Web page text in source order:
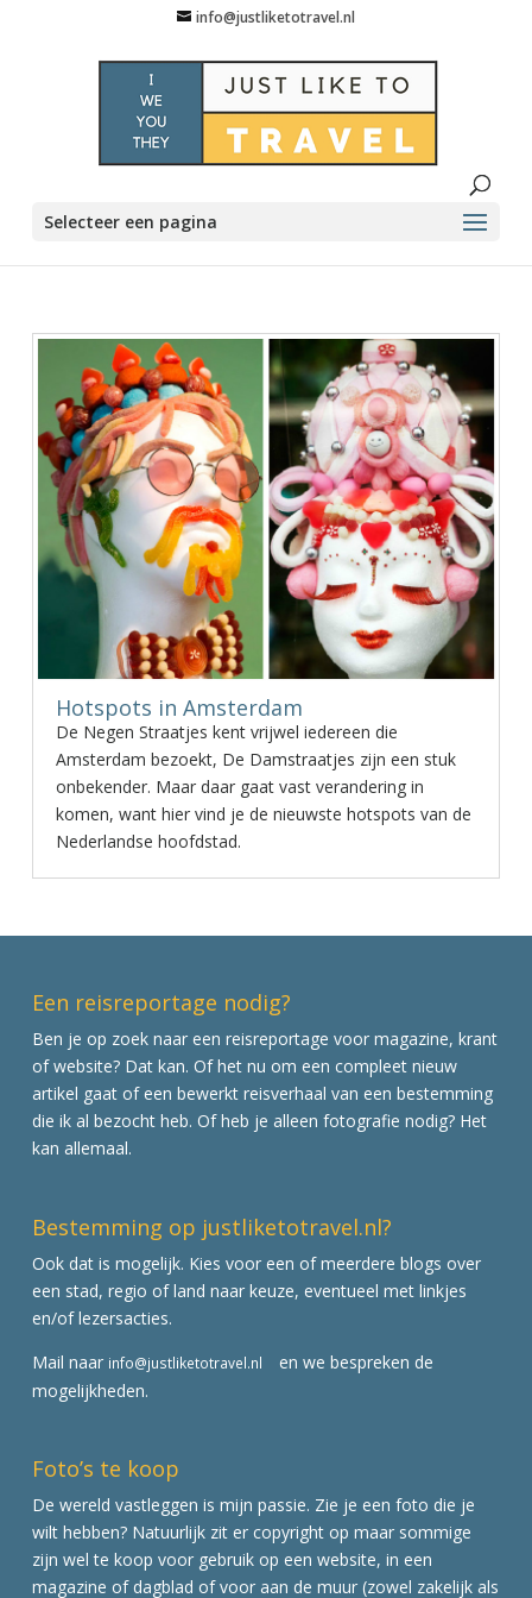
info@justliketotravel.nl
Selecteer een pagina
Hotspots in Amsterdam
De Negen Straatjes kent vrijwel iedereen die
Amsterdam bezoekt, De Damstraatjes zijn een stuk
onbekender. Maar daar gaat vast verandering in
komen, want hier vind je de nieuwste hotspots van de
Nederlandse hoofdstad.
Een reisreportage nodig?
Ben je op zoek naar een reisreportage voor magazine, krant
of website? Dat kan. Of het nu om een compleet nieuw
artikel gaat of een bewerkt reisverhaal van een bestemming
die ik al bezocht heb. Of heb je alleen fotografie nodig? Het
kan allemaal.
Bestemming op justliketotravel.nl?
Ook dat is mogelijk. Kies voor een of meerdere blogs over
een stad, regio of land naar keuze, eventueel met linkjes
en/of lezersacties.
Mail naar info@justliketotravel.nl
en we bespreken de
mogelijkheden.
Foto’s te koop
De wereld vastleggen is mijn passie. Zie je een foto die je
wilt hebben? Natuurlijk zit er copyright op maar sommige
zijn wel te koop voor gebruik op een website, in een
magazine of dagblad of voor aan de muur (zowel zakelijk als